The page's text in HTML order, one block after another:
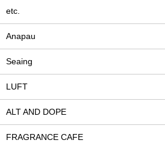
etc.
Anapau
Seaing
LUFT
ALT AND DOPE
FRAGRANCE CAFE